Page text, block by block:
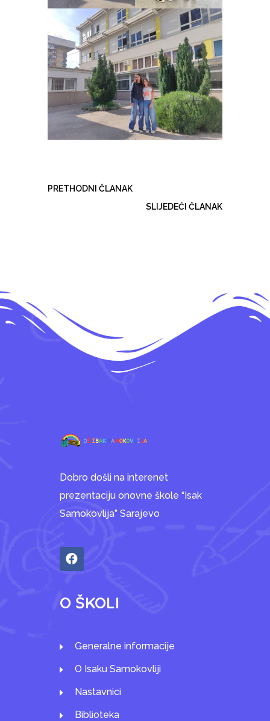
PRETHODNI ČLANAK
SLIJEDEĆI ČLANAK
Dobro došli na interenet
prezentaciju onovne škole “Isak
Samokovlija” Sarajevo
O ŠKOLI
Generalne informacije
O Isaku Samokovliji
Nastavnici
Biblioteka